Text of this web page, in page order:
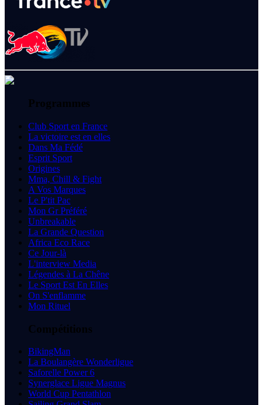
Programmes
Club Sport en France
La victoire est en elles
Dans Ma Fédé
Esprit Sport
Origines
Mma, Chill & Fight
A Vos Marques
Le P'tit Pac
Mon Gr Préféré
Unbreakable
La Grande Question
Africa Eco Race
Ce Jour-là
L'interview Media
Légendes à La Chêne
Le Sport Est En Elles
On S'enflamme
Mon Rituel
Compétitions
BikingMan
La Boulangère Wonderligue
Saforelle Power 6
Synerglace Ligue Magnus
World Cup Pentathlon